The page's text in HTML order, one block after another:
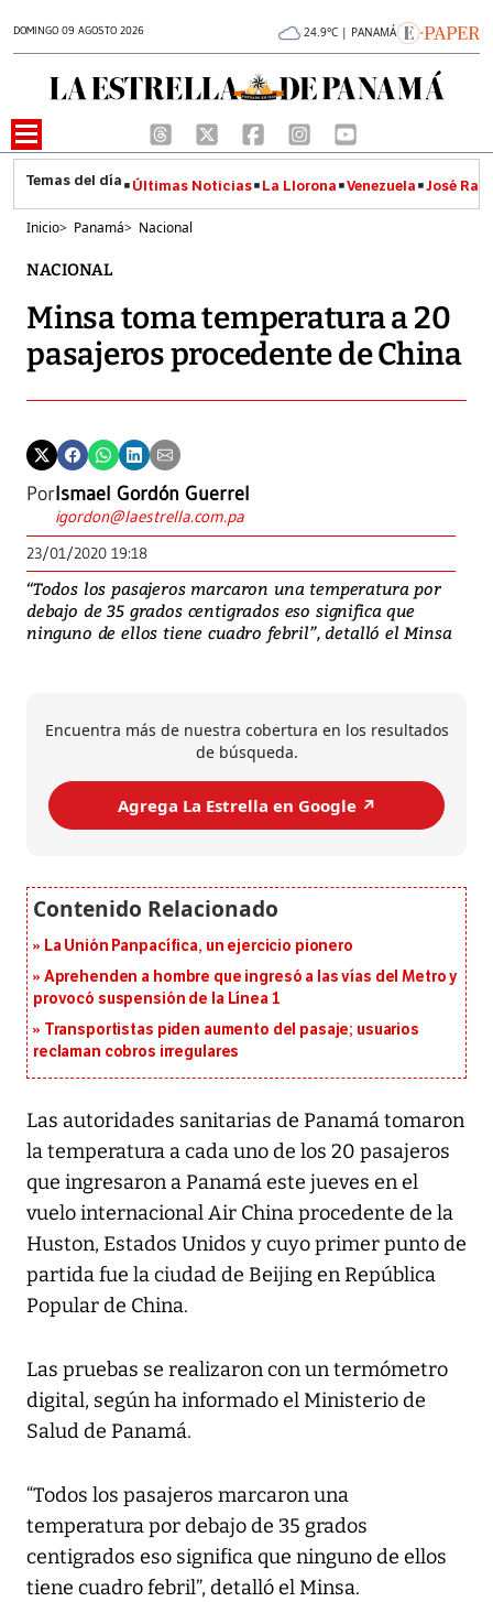
DOMINGO 09 AGOSTO 2026 24.9°C | PANAMÁ
Últimas Noticias La Llorona Venezuela José
Inicio> Panamá> Nacional
NACIONAL
Minsa toma temperatura a 20
pasajeros procedente de China
PorIsmael Gordón Guerrel
igordon@laestrella.com.pa
23/01/2020 19:18
“Todos los pasajeros marcaron una temperatura por
debajo de 35 grados centigrados eso significa que
ninguno de ellos tiene cuadro febril”, detalló el Minsa
Encuentra más de nuestra cobertura en los resultados
de búsqueda.
Agrega La Estrella en Google ↗️
La Unión Panpacífica, un ejercicio pionero
Aprehenden a hombre que ingresó a las vías del Metro y
provocó suspensión de la Línea 1
Transportistas piden aumento del pasaje; usuarios
reclaman cobros irregulares
Las autoridades sanitarias de Panamá tomaron
la temperatura a cada uno de los 20 pasajeros
que ingresaron a Panamá este jueves en el
vuelo internacional Air China procedente de la
Huston, Estados Unidos y cuyo primer punto de
partida fue la ciudad de Beijing en República
Popular de China.
Las pruebas se realizaron con un termómetro
digital, según ha informado el Ministerio de
Salud de Panamá.
“Todos los pasajeros marcaron una
temperatura por debajo de 35 grados
centigrados eso significa que ninguno de ellos
tiene cuadro febril”, detalló el Minsa.